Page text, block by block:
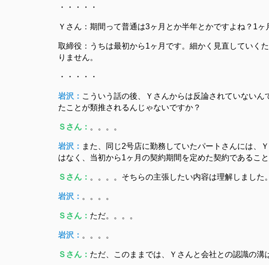
・・・・・
Ｙさん：期間って普通は3ヶ月とか半年とかですよね？1
取締役：うちは最初から1ヶ月です。細かく見直していく
りません。
・・・・・
岩沢： こういう話の後、Ｙさんからは反論されていない
たことが類推されるんじゃないですか？
Ｓさん： 。。。。
岩沢： また、同じ2号店に勤務していたパートさんには、
はなく、当初から1ヶ月の契約期間を定めた契約であるこ
Ｓさん： 。。。。そちらの主張したい内容は理解しました。
岩沢： 。。。。
Ｓさん： ただ。。。。
岩沢： 。。。。
Ｓさん： ただ、このままでは、Ｙさんと会社との認識の溝